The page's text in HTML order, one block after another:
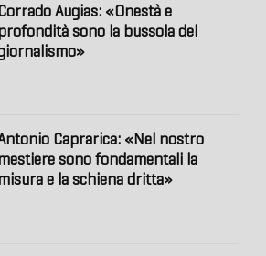
Augias: «Onestà e
sono la bussola del
Caprarica: «Nel nostro
sono fondamentali la
e la schiena dritta»